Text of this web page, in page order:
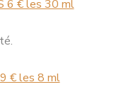
6 € les 30 ml
€ les 8 ml